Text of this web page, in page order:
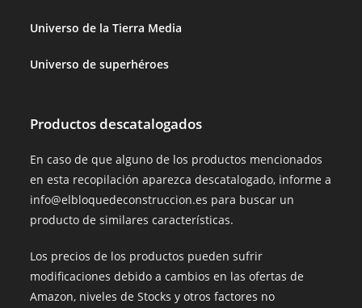
Universo de la Tierra Media
Universo de superhéroes
Productos descatalogados
En caso de que alguno de los productos mencionados
en esta recopilación aparezca descatalogado, informe a
info@elbloquedeconstruccion.es para buscar un
producto de similares características.
Los precios de los productos pueden sufrir
modificaciones debido a cambios en las ofertas de
Amazon, niveles de Stocks y otros factores no